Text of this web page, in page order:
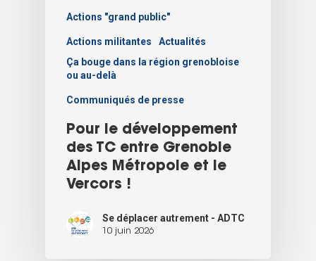
Actions "grand public"
Actions militantes
Actualités
Ça bouge dans la région grenobloise
ou au-delà
Communiqués de presse
Pour le développement
des TC entre Grenoble
Alpes Métropole et le
Vercors !
Se déplacer autrement - ADTC
10 juin 2026